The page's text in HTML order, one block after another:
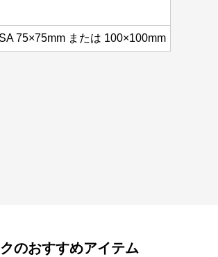
75×75mm または 100×100mm
のおすすめアイテム